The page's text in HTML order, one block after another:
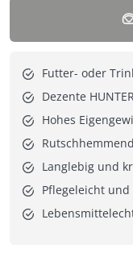
Futter- oder
Dezente
Hohes
Langlebig und
Pflegeleicht